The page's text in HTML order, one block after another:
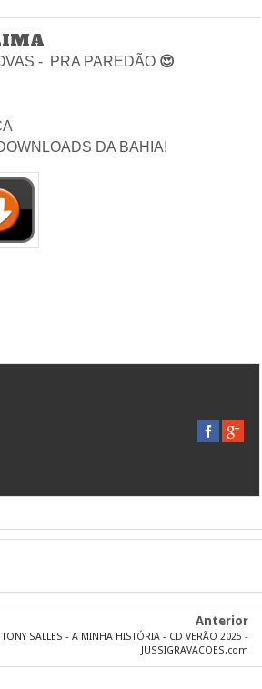
- PRA PAREDÃO 😍
DA BAHIA!
Anterior
TONY SALLES - A MINHA HISTÓRIA - CD VERÃO 2025 -
JUSSIGRAVACOES.com